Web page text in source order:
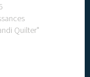
Quilter"